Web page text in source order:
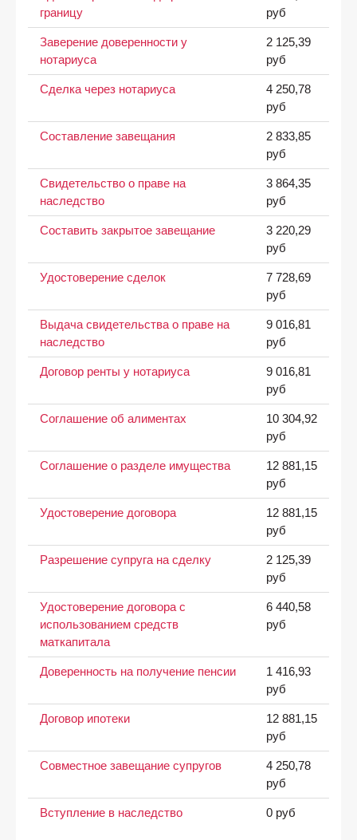
границу
руб
Заверение доверенности у
нотариуса
2 125,39
руб
Сделка через нотариуса
4 250,78
руб
Составление завещания
2 833,85
руб
Свидетельство о праве на
наследство
3 864,35
руб
Составить закрытое завещание
3 220,29
руб
Удостоверение сделок
7 728,69
руб
Выдача свидетельства о праве на
наследство
9 016,81
руб
Договор ренты у нотариуса
9 016,81
руб
Соглашение об алиментах
10 304,92
руб
Соглашение о разделе имущества
12 881,15
руб
Удостоверение договора
12 881,15
руб
Разрешение супруга на сделку
2 125,39
руб
Удостоверение договора с
использованием средств
маткапитала
6 440,58
руб
Доверенность на получение пенсии
1 416,93
руб
Договор ипотеки
12 881,15
руб
Совместное завещание супругов
4 250,78
руб
Вступление в наследство 0 руб